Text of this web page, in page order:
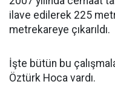
ilave edilerek 225
metrekareye çıkarıldı.
İşte bütün bu
Öztürk Hoca vardı.